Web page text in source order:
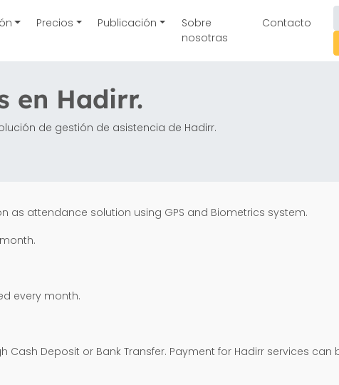
Precios Publicación
Sobre
nosotras
Contacto
en Hadirr.
de gestión de asistencia de Hadirr.
as attendance solution using GPS and Biometrics system.
every month.
Cash Deposit or Bank Transfer. Payment for Hadirr services